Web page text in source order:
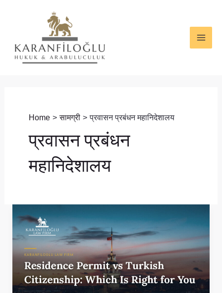
Home सामग्री प्रवासन प्रबंधन महानिदेशालय
प्रवासन प्रबंधन
महानिदेशालय
परमिट
या
तुर्की
नागरिकता:
आपके
लिए